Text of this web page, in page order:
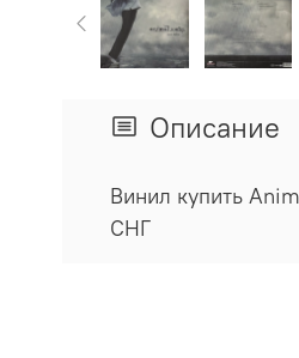
Описание
Винил купить
СНГ